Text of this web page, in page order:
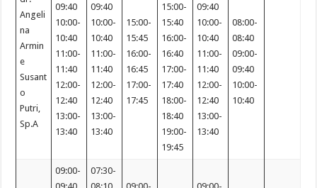
Angeli
na
Armin
e
Susant
o
Putri,
Sp.A
09:40
10:00-
10:40
11:00-
11:40
12:00-
12:40
13:00-
13:40
09:40
10:00-
10:40
11:00-
11:40
12:00-
12:40
13:00-
13:40
15:00-
15:45
16:00-
16:45
17:00-
17:45
15:00-
15:40
16:00-
16:40
17:00-
17:40
18:00-
18:40
19:00-
19:45
09:40
10:00-
10:40
11:00-
11:40
12:00-
12:40
13:00-
13:40
08:00-
08:40
09:00-
09:40
10:00-
10:40
09:00-
07:30-